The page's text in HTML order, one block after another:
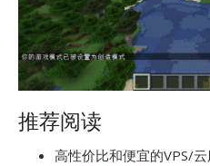
推荐阅读
高性价比和便宜的VPS/